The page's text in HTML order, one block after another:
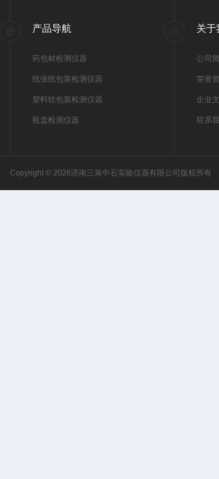
产品导航
药包材检测仪器
纸张纸包装检测仪器
塑料软包装检测仪器
瓶盖检测仪器
关于
公司
荣誉
企业
联系
Copyright © 2026济南三泉中石实验仪器有限公司版权所有